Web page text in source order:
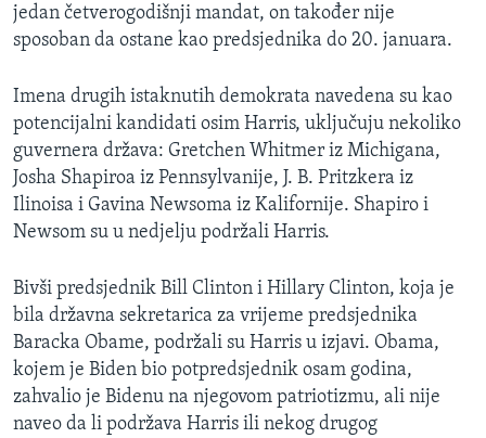
jedan četverogodišnji mandat, on također nije
sposoban da ostane kao predsjednika do 20. januara.
Imena drugih istaknutih demokrata navedena su kao
potencijalni kandidati osim Harris, uključuju nekoliko
guvernera država: Gretchen Whitmer iz Michigana,
Josha Shapiroa iz Pennsylvanije, J. B. Pritzkera iz
Ilinoisa i Gavina Newsoma iz Kalifornije. Shapiro i
Newsom su u nedjelju podržali Harris.
Bivši predsjednik Bill Clinton i Hillary Clinton, koja je
bila državna sekretarica za vrijeme predsjednika
Baracka Obame, podržali su Harris u izjavi. Obama,
kojem je Biden bio potpredsjednik osam godina,
zahvalio je Bidenu na njegovom patriotizmu, ali nije
naveo da li podržava Harris ili nekog drugog